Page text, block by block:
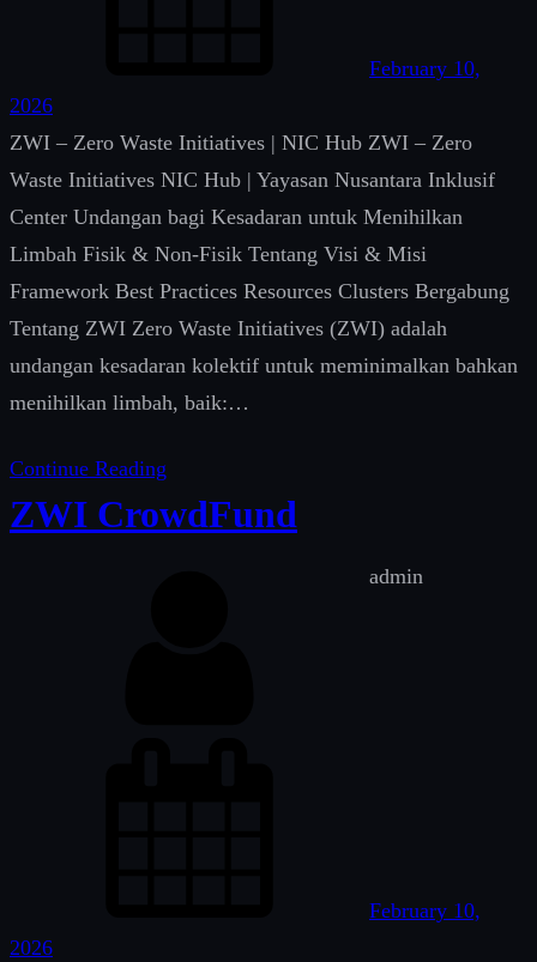
‘
S
e
a
r
c
h
’
,
b
i
February 10,
2026
ZWI – Zero Waste Initiatives | NIC Hub ZWI – Zero
Waste Initiatives NIC Hub | Yayasan Nusantara Inklusif
Center Undangan bagi Kesadaran untuk Menihilkan
Limbah Fisik & Non-Fisik Tentang Visi & Misi
Framework Best Practices Resources Clusters Bergabung
Tentang ZWI Zero Waste Initiatives (ZWI) adalah
undangan kesadaran kolektif untuk meminimalkan bahkan
menihilkan limbah, baik:…
Continue Reading
ZWI CrowdFund
admin
February 10,
2026